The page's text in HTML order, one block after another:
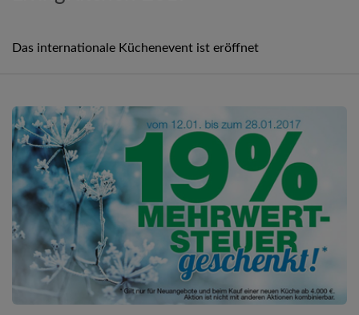
Das internationale Küchenevent ist eröffnet